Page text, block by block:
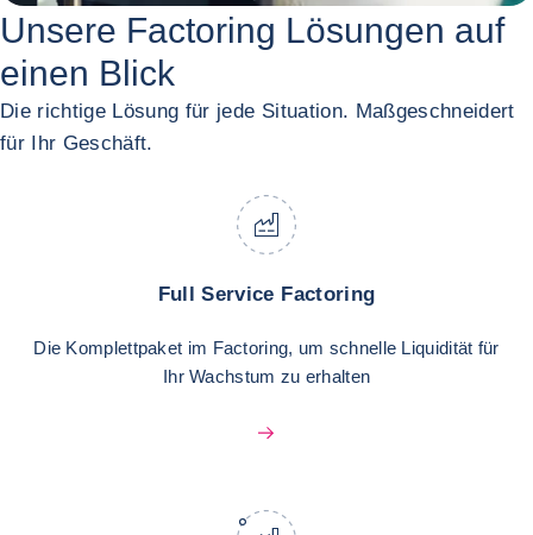
Unsere Factoring Lösungen auf
einen Blick
Die richtige Lösung für jede Situation. Maßgeschneidert
für Ihr Geschäft.
Full Service Factoring
Die Komplettpaket im Factoring, um schnelle Liquidität für
Ihr Wachstum zu erhalten